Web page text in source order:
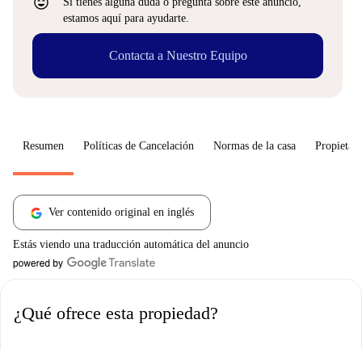
estamos aquí para ayudarte.
Contacta a Nuestro Equipo
Resumen Políticas de Cancelación Normas de la casa
Ver contenido original en inglés
Estás viendo una traducción automática del anuncio
¿Qué ofrece esta propiedad?